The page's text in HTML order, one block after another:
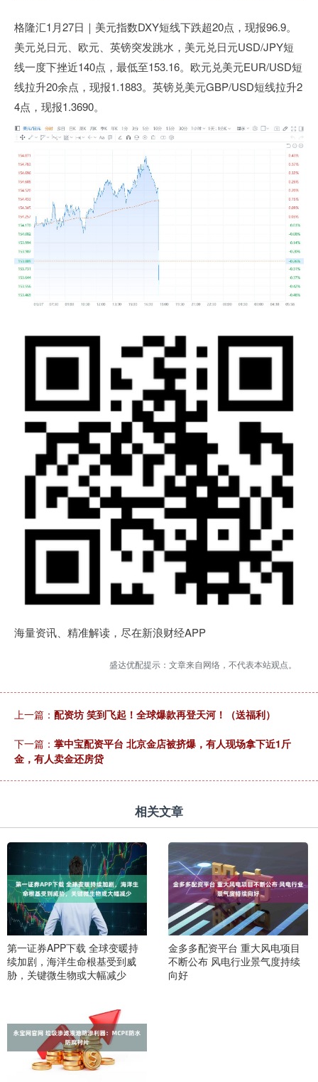
格隆汇1月27日｜美元指数DXY短线下跌超20点，现报96.9。
美元兑日元、欧元、英镑突发跳水，美元兑日元USD/JPY短
线一度下挫近140点，最低至153.16。欧元兑美元EUR/USD短
线拉升20余点，现报1.1883。英镑兑美元GBP/USD短线拉升2
4点，现报1.3690。
海量资讯、精准解读，尽在新浪财经APP
盛达优配提示：文章来自网络，不代表本站观点。
上一篇： 配资坊 笑到飞起！全球爆款再登天河！（送福利）
下一篇： 掌中宝配资平台 北京金店被挤爆，有人现场拿下近1斤
金，有人卖金还房贷
相关文章
第一证券APP下载 全球变暖持
续加剧，海洋生命根基受到威
胁，关键微生物或大幅减少
金多多配资平台 重大风电项目
不断公布 风电行业景气度持续
向好